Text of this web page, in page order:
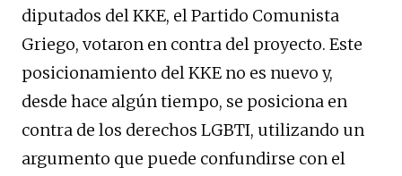
diputados del KKE, el Partido Comunista
Griego, votaron en contra del proyecto. Este
posicionamiento del KKE no es nuevo y,
desde hace algún tiempo, se posiciona en
contra de los derechos LGBTI, utilizando un
argumento que puede confundirse con el